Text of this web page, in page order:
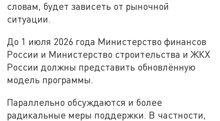
словам, будет зависеть от рыночной
ситуации.
До 1 июля 2026 года Министерство финансов
России и Министерство строительства и ЖКХ
России должны представить обновлённую
модель программы.
Параллельно обсуждаются и более
радикальные меры поддержки. В частности,